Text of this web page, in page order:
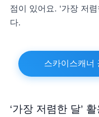
점이 있어요. ‘가장 저
다.
스카이스캐너
‘가장 저렴한 달’ 활